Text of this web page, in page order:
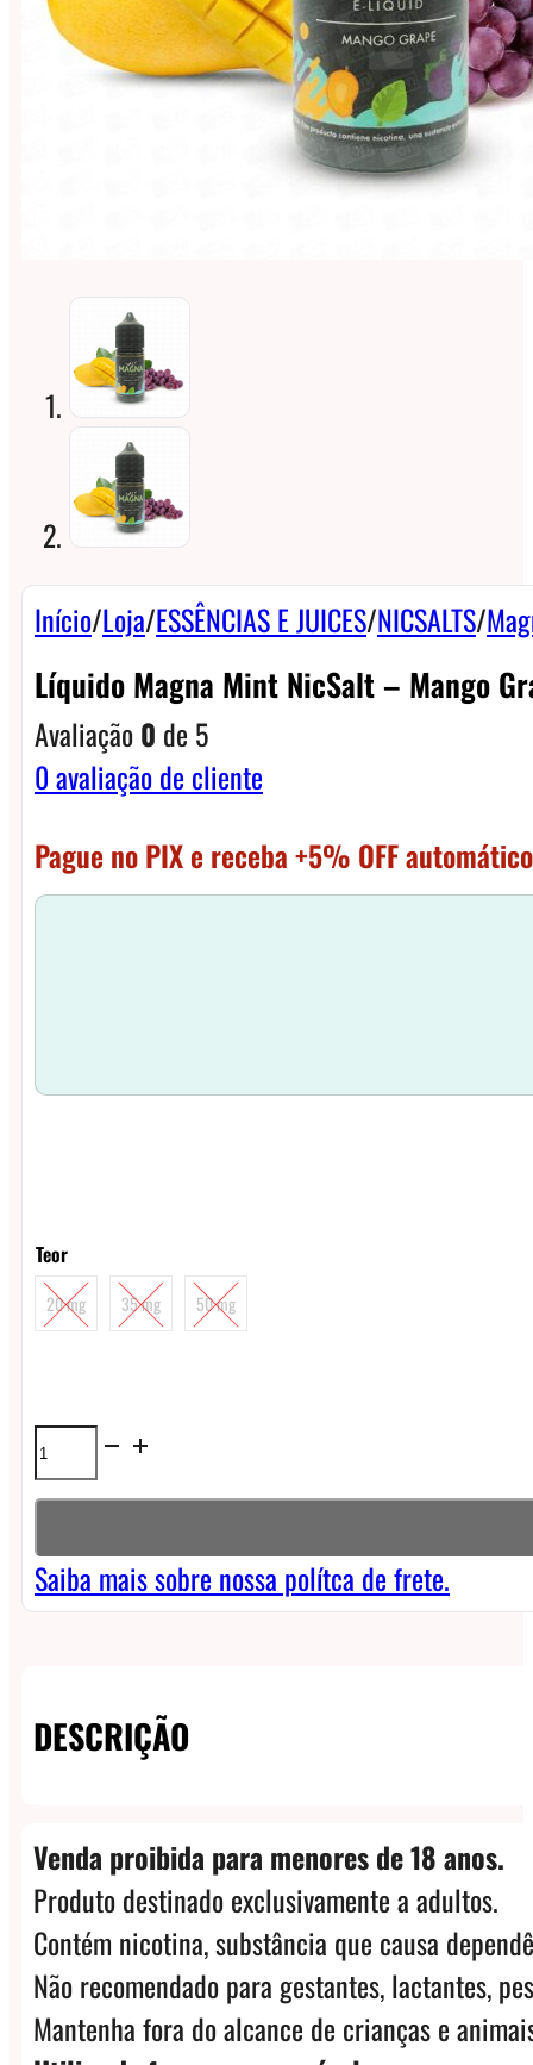
Início/Loja/ESSÊNCIAS E JUICES/NICSALTS/
Líquido Magna Mint NicSalt – Mango
Avaliação0 de 5
0avaliação de cliente
Pague no PIX e receba +5% OFF
Teor
20 mg 35 mg 50 mg
Líquido
Magna
NicSalt
-
quantidade
Saiba mais sobre nossa polítca de frete.
DESCRIÇÃO
Venda proibida para menores de 18 anos.
Produto destinado exclusivamente a adultos.
Contém nicotina, substância que causa
Não recomendado para gestantes, lactantes,
Mantenha fora do alcance de crianças e